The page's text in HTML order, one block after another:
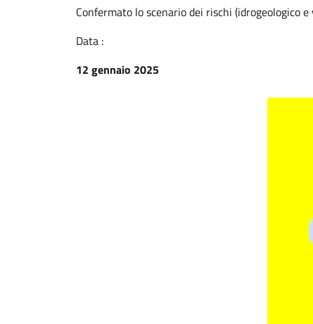
Confermato lo scenario dei rischi (idrogeologico
Data :
12 gennaio 2025